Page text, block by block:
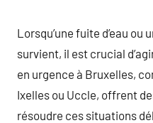
Lorsqu’une fuite d’eau
survient, il est crucial
en urgence à Bruxelles,
Ixelles ou Uccle, offrent
résoudre ces situations